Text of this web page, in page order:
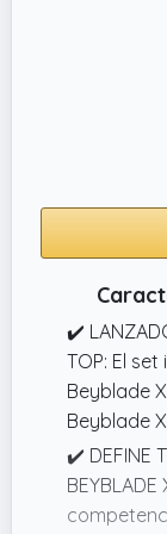
choques
Sistema
✔️
TOP: El
Beyblade
Beyblade
✔️ DEFINE